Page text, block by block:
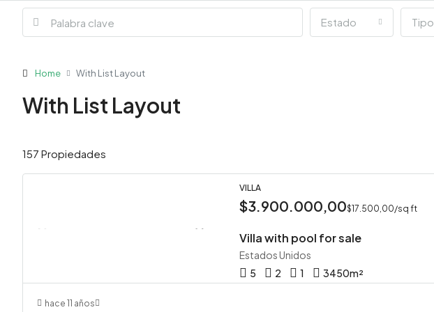
Estado Tipo
Home With List Layout
With List Layout
157 Propiedades
VILLA
$3.900.000,00$17.500,00/sq ft
Villa with pool for sale
Estados Unidos
5
2 1 3450m²
hace 11 años